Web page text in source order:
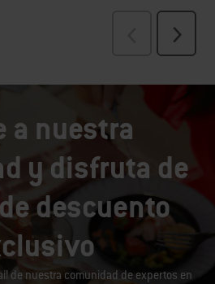
a nuestra
y disfruta de
descuento
de nuestra comunidad de expertos en